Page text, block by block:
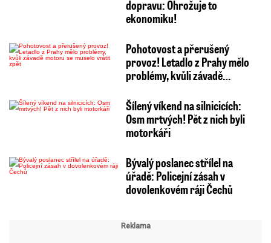
dopravu: Ohrožuje to
ekonomiku!
Pohotovost a přerušený
provoz! Letadlo z Prahy mělo
problémy, kvůli závadě…
Šílený víkend na silnicicích:
Osm mrtvých! Pět z nich byli
motorkáři
Bývalý poslanec střílel na
úřadě: Policejní zásah v
dovolenkovém ráji Čechů